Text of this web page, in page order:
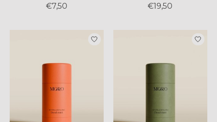
€7,50
€19,50